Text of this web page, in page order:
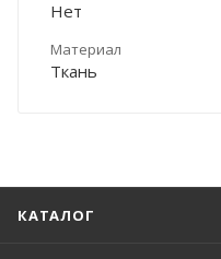
Нет
Материал
Ткань
КАТАЛОГ